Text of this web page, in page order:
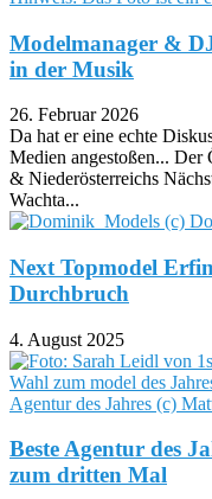
Modelmanager &
in der Musik
26. Februar 2026
Da hat er eine echte
Medien angestoßen... Der
& Niederösterreichs
Wachta...
Next Topmodel
Durchbruch
4. August 2025
Beste Agentur des
zum dritten Mal